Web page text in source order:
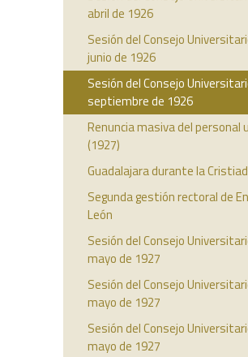
abril de 1926
Sesión del Consejo
junio de 1926
Sesión del Consejo
septiembre de 1926
Renuncia masiva del personal
(1927)
Guadalajara durante la
Segunda gestión rectoral de
León
Sesión del Consejo
mayo de 1927
Sesión del Consejo
mayo de 1927
Sesión del Consejo
mayo de 1927